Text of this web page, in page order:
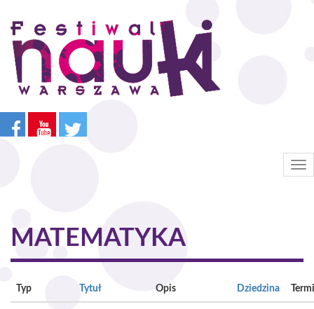
Przejdź
treści
MATEMATYKA
Typ Tytuł Opis Dziedzina